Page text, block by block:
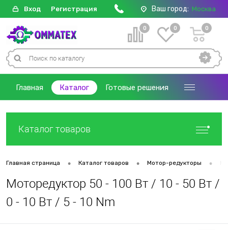
Вход Регистрация Ваш город: Москва
0 0 0
Главная Каталог Готовые решения
Каталог товаров
Главная страница • Каталог товаров • Мотор-редукторы •
Моторедуктор 50 - 100 Вт / 10 - 50 Вт /
0 - 10 Вт / 5 - 10 Nm